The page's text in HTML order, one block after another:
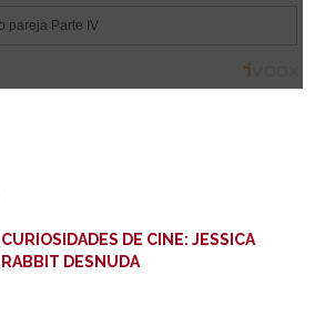
CURIOSIDADES DE CINE: JESSICA
RABBIT DESNUDA